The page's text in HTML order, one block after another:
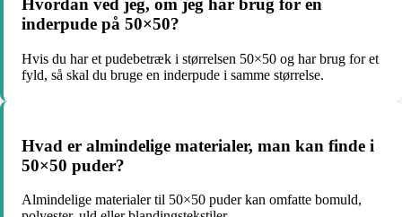
Hvordan ved jeg, om jeg har brug for en
inderpude på 50×50?
Hvis du har et pudebetræk i størrelsen 50×50 og har brug for et
fyld, så skal du bruge en inderpude i samme størrelse.
Hvad er almindelige materialer, man kan finde i
50×50 puder?
Almindelige materialer til 50×50 puder kan omfatte bomuld,